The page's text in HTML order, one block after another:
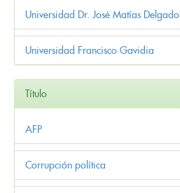
Universidad Dr. José Matías Delgado
Universidad Francisco Gavidia
Título
AFP
Corrupción política